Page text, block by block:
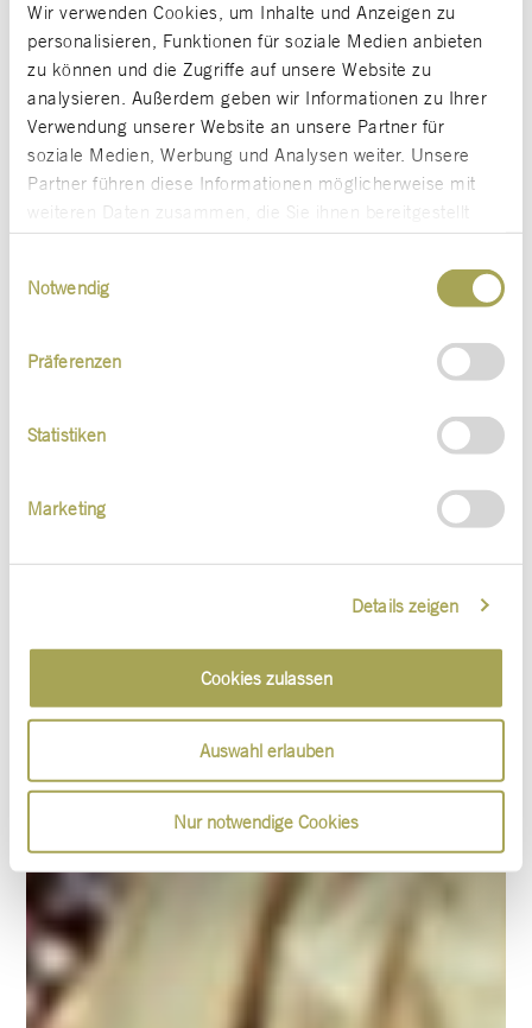
Wir verwenden Cookies, um Inhalte und Anzeigen zu
personalisieren, Funktionen für soziale Medien anbieten
zu können und die Zugriffe auf unsere Website zu
analysieren. Außerdem geben wir Informationen zu Ihrer
Verwendung unserer Website an unsere Partner für
soziale Medien, Werbung und Analysen weiter. Unsere
Partner führen diese Informationen möglicherweise mit
weiteren Daten zusammen, die Sie ihnen bereitgestellt
haben oder die sie im Rahmen Ihrer Nutzung der Dienste
Notwendig
Präferenzen
Statistiken
Marketing
Details zeigen
Cookies zulassen
Auswahl erlauben
Nur notwendige Cookies